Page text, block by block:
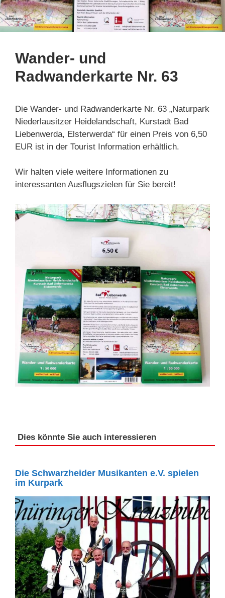
Wander- und
Radwanderkarte Nr. 63
Die Wander- und Radwanderkarte Nr. 63 „Naturpark
Niederlausitzer Heidelandschaft, Kurstadt Bad
Liebenwerda, Elsterwerda“ für einen Preis von 6,50
EUR ist in der Tourist Information erhältlich.
Wir halten viele weitere Informationen zu
interessanten Ausflugszielen für Sie bereit!
Dies könnte Sie auch interessieren
Die Schwarzheider Musikanten e.V. spielen
im Kurpark